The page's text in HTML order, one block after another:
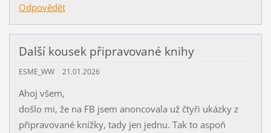
Odpovědět
Další kousek připravované knihy
ESME_WW 21.01.2026
Ahoj všem,
došlo mi, že na FB jsem anoncovala už čtyři ukázky z
připravované knížky, tady jen jednu. Tak to aspoň